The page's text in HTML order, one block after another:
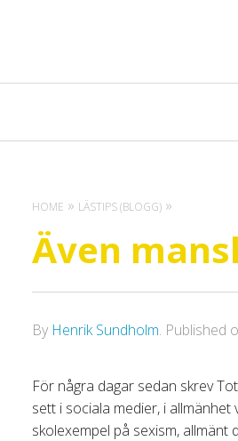
HOME LÄSTIPS (BLOGG)
Även
By Henrik Sundholm. Published
För några dagar sedan skrev
sett i sociala medier, i
skolexempel på sexism,